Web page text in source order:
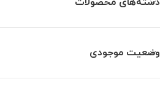
وضعیت موجودی